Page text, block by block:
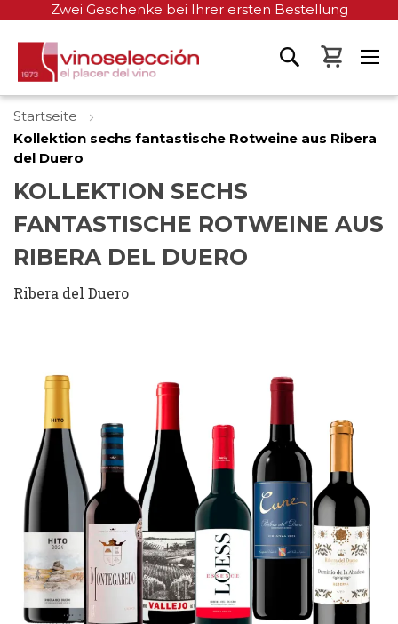
Zwei Geschenke bei Ihrer ersten Bestellung
Mein
Startseite
Kollektion sechs fantastische Rotweine aus Ribera
del Duero
KOLLEKTION SECHS
FANTASTISCHE ROTWEINE AUS
RIBERA DEL DUERO
Ribera del Duero
Bildgalerie
springen